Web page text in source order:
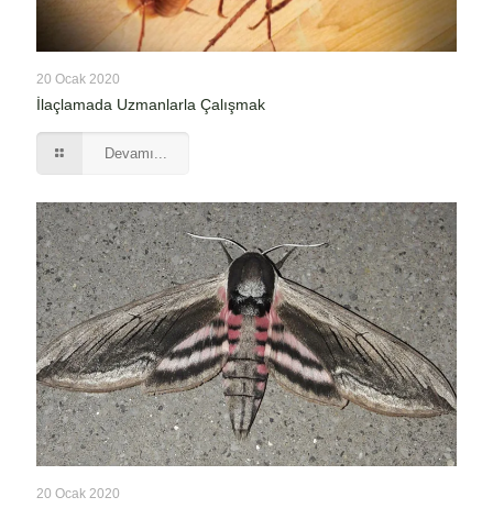
20 Ocak 2020
İlaçlamada Uzmanlarla Çalışmak
Devamı...
20 Ocak 2020